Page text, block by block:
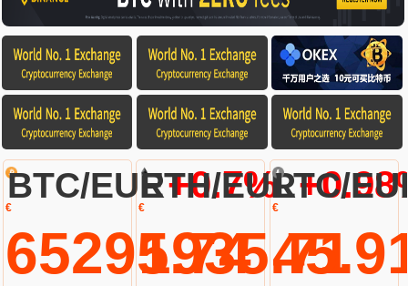
BTC/EUR+0.7%
€
65295.74
ETH/EUR
€
1935.71
LTC/
€